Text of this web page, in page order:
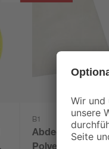
B1
Abdeckplane